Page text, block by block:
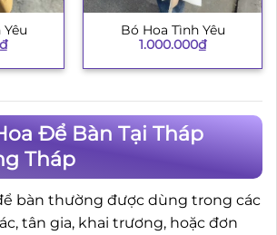
₫
Bó Hoa Tình Yêu
1.000.000₫
Để Bàn Tại Tháp
Tháp
bàn thường được dùng trong các
tân gia, khai trương, hoặc đơn